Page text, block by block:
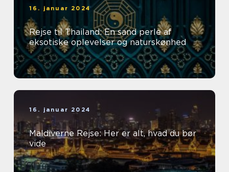
16. januar 2024
Rejse til Thailand: En sand perle af
eksotiske oplevelser og naturskønhed
16. januar 2024
Maldiverne Rejse: Her er alt, hvad du bør
vide